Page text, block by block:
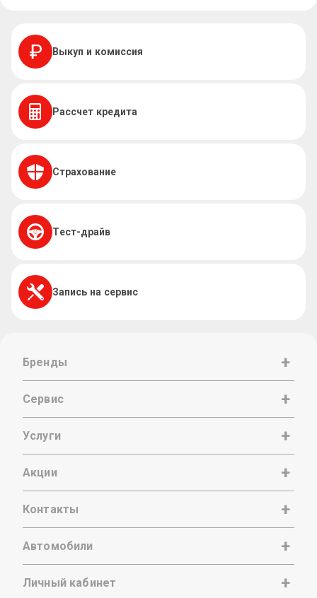
Выкуп и комиссия
Рассчет кредита
Страхование
Тест-драйв
Запись на сервис
Бренды
Сервис
Услуги
Акции
Контакты
Автомобили
Личный кабинет